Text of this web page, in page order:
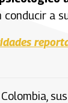
conducir a